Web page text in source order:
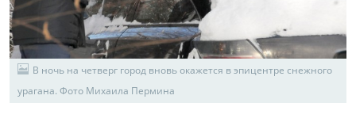
В ночь на четверг город вновь окажется в эпицентре снежного
урагана. Фото Михаила Пермина